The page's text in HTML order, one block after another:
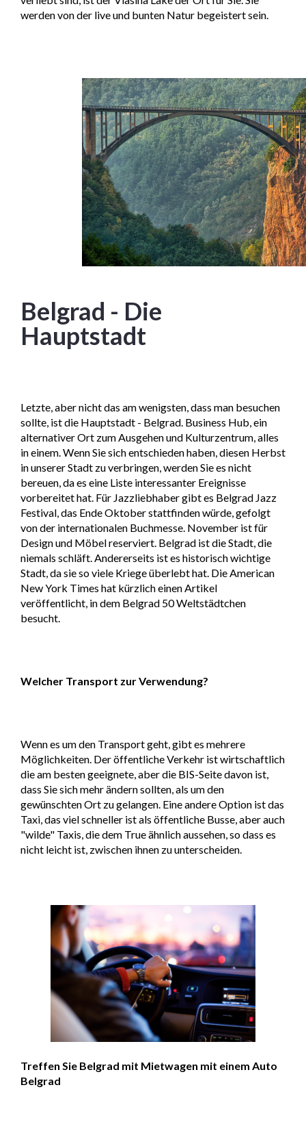
werden von der live und bunten Natur begeistert sein.
Belgrad - Die
Hauptstadt
Letzte, aber nicht das am wenigsten, dass man besuchen
sollte, ist die Hauptstadt - Belgrad. Business Hub, ein
alternativer Ort zum Ausgehen und Kulturzentrum, alles
in einem. Wenn Sie sich entschieden haben, diesen Herbst
in unserer Stadt zu verbringen, werden Sie es nicht
bereuen, da es eine Liste interessanter Ereignisse
vorbereitet hat. Für Jazzliebhaber gibt es Belgrad Jazz
Festival, das Ende Oktober stattfinden würde, gefolgt
von der internationalen Buchmesse. November ist für
Design und Möbel reserviert. Belgrad ist die Stadt, die
niemals schläft. Andererseits ist es historisch wichtige
Stadt, da sie so viele Kriege überlebt hat. Die American
New York Times hat kürzlich einen Artikel
veröffentlicht, in dem Belgrad 50 Weltstädtchen
besucht.
Welcher Transport zur Verwendung?
Wenn es um den Transport geht, gibt es mehrere
Möglichkeiten. Der öffentliche Verkehr ist wirtschaftlich
die am besten geeignete, aber die BIS-Seite davon ist,
dass Sie sich mehr ändern sollten, als um den
gewünschten Ort zu gelangen. Eine andere Option ist das
Taxi, das viel schneller ist als öffentliche Busse, aber auch
"wilde" Taxis, die dem True ähnlich aussehen, so dass es
nicht leicht ist, zwischen ihnen zu unterscheiden.
Treffen Sie Belgrad mit Mietwagen mit einem Auto
Belgrad